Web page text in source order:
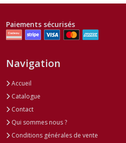
Paiements sécurisés
Navigation
Accueil
Catalogue
Contact
Qui sommes nous ?
Conditions générales de vente